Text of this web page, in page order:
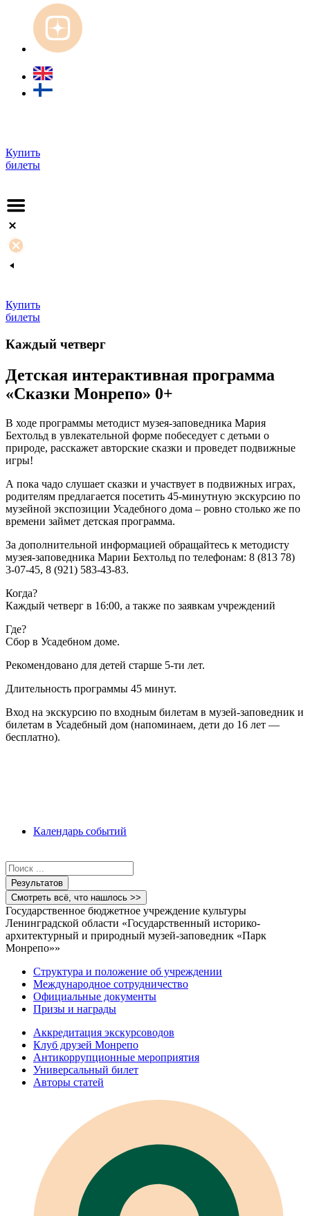
Купить
билеты
Купить
билеты
Каждый четверг
Детская интерактивная программа
«Сказки Монрепо» 0+
В ходе программы методист музея-заповедника Мария
Бехтольд в увлекательной форме побеседует с детьми о
природе, расскажет авторские сказки и проведет подвижные
игры!
А пока чадо слушает сказки и участвует в подвижных играх,
родителям предлагается посетить 45-минутную экскурсию по
музейной экспозиции Усадебного дома – ровно столько же по
времени займет детская программа.
За дополнительной информацией обращайтесь к методисту
музея-заповедника Марии Бехтольд по телефонам: 8 (813 78)
3-07-45, 8 (921) 583-43-83.
Когда?
Каждый четверг в 16:00, а также по заявкам учреждений
Где?
Сбор в Усадебном доме.
Рекомендовано для детей старше 5-ти лет.
Длительность программы 45 минут.
Вход на экскурсию по входным билетам в музей-заповедник и
билетам в Усадебный дом (напоминаем, дети до 16 лет —
бесплатно).
Календарь событий
Search
...Результатов
Смотреть всё, что нашлось >>
Государственное бюджетное учреждение культуры
Ленинградской области «Государственный историко-
архитектурный и природный музей-заповедник «Парк
Монрепо»»
Структура и положение об учреждении
Международное сотрудничество
Официальные документы
Призы и награды
Аккредитация экскурсоводов
Клуб друзей Монрепо
Антикоррупционные мероприятия
Универсальный билет
Авторы статей